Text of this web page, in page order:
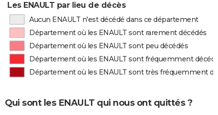
Les ENAULT par lieu de décès
Aucun ENAULT n'est décédé dans ce département
Département où les ENAULT sont rarement décédés
Département où les ENAULT sont peu décédés
Département où les ENAULT sont fréquemment
Département où les ENAULT sont très fréquemment
Qui sont les ENAULT qui nous ont quittés ?